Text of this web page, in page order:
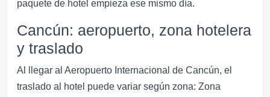
paquete de hotel empieza ese mismo día.
Cancún: aeropuerto, zona hotelera
y traslado
Al llegar al Aeropuerto Internacional de Cancún, el
traslado al hotel puede variar según zona: Zona